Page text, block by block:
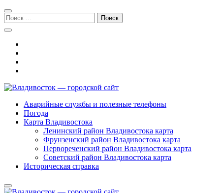
Перейти
к
навигации
Перейти
к
содержимому
Поиск:
Владивосток — городской сайт
Аварийные службы и полезные телефоны
Погода
Карта Владивостока
Ленинский район Владивостока карта
Фрунзенский район Владивостока карта
Первореченский район Владивостока карта
Советский район Владивостока карта
Историческая справка